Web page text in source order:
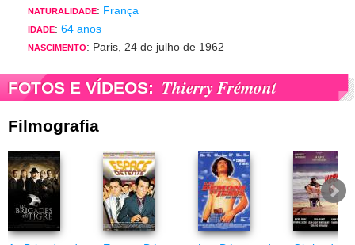
NATURALIDADE: França
IDADE: 64 anos
NASCIMENTO: Paris, 24 de julho de 1962
FOTOS E VÍDEOS: Thierry Frémont
Filmografia